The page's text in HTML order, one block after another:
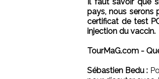
pays, nous serons
certificat de test
injection du vaccin.
TourMaG.com -
Sébastien Bedu :